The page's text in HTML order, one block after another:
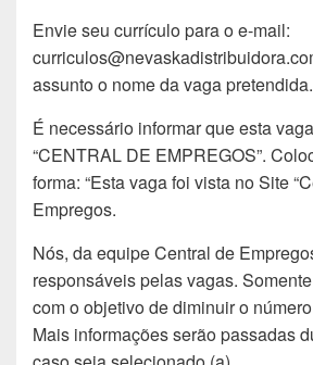
Envie seu currículo para o e-mail:
assunto o nome da vaga pretendida.
É necessário informar que esta
“CENTRAL DE EMPREGOS”.
forma: “Esta vaga foi vista no Site
Empregos.
Nós, da equipe Central de
responsáveis pelas vagas.
com o objetivo de diminuir o
Mais informações serão passadas